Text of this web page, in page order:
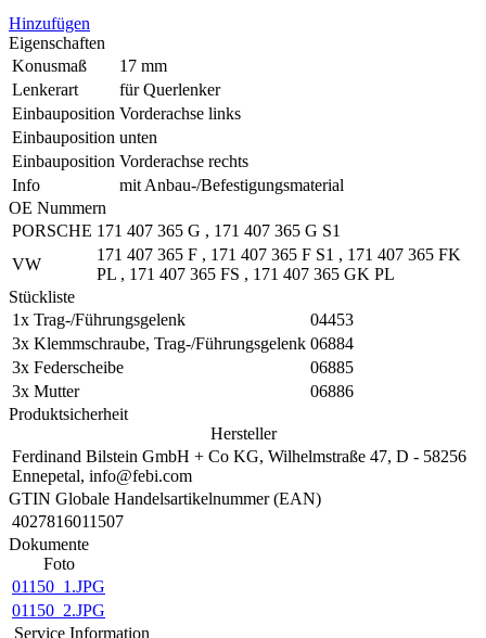
Hinzufügen
Eigenschaften
Konusmaß
17 mm
Lenkerart
für Querlenker
Einbauposition Vorderachse links
Einbauposition unten
Einbauposition Vorderachse rechts
Info
mit Anbau-/Befestigungsmaterial
OE Nummern
PORSCHE 171 407 365 G , 171 407 365 G S1
VW
171 407 365 F , 171 407 365 F S1 , 171 407 365 FK
PL , 171 407 365 FS , 171 407 365 GK PL
Stückliste
1x Trag-/Führungsgelenk
04453
3x Klemmschraube, Trag-/Führungsgelenk 06884
3x Federscheibe
06885
3x Mutter
06886
Produktsicherheit
Hersteller
Ferdinand Bilstein GmbH + Co KG, Wilhelmstraße 47, D - 58256
Ennepetal, info@febi.com
GTIN Globale Handelsartikelnummer (EAN)
4027816011507
Dokumente
Foto
01150_1.JPG
01150_2.JPG
Service Information